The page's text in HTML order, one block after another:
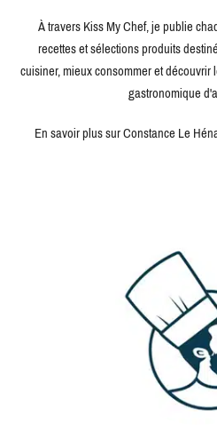
À travers Kiss My Chef, je publie
recettes et sélections produits
cuisiner, mieux consommer et
gastronomique
En savoir plus sur Constance Le